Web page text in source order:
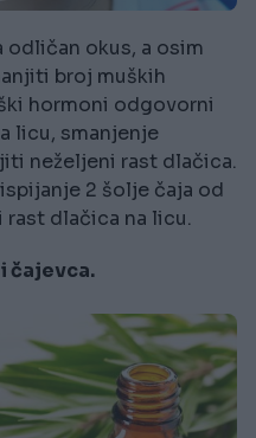
okus, a osim
broj muških
hormoni odgovorni
licu, smanjenje
neželjeni rast dlačica.
2 šolje čaja od
rast dlačica na licu.
čajevca.